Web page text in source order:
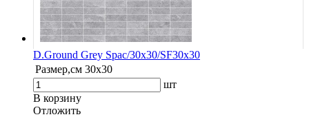
D.Ground Grey Spac/30x30/SF30x30
Размер,см 30x30
шт
В корзину
Oтложить